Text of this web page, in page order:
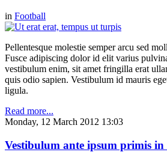
in Football
Pellentesque molestie semper arcu sed
Fusce adipiscing dolor id elit varius
vestibulum enim, sit amet fringilla erat
quis odio sapien. Vestibulum id mauris
ligula.
Read more...
Monday, 12 March 2012 13:03
Vestibulum ante ipsum primis in